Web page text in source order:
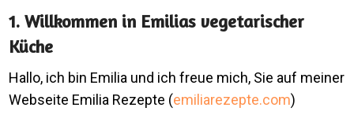
1. Willkommen in Emilias vegetarischer
Küche
Hallo, ich bin Emilia und ich freue mich, Sie auf meiner
Webseite Emilia Rezepte (emiliarezepte.com)